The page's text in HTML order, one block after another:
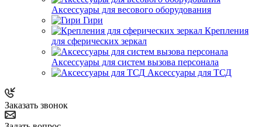
Аксессуары для весового оборудования
Гири
Крепления
для сферических зеркал
Аксессуары для систем вызова персонала
Аксессуары для ТСД
Заказать звонок